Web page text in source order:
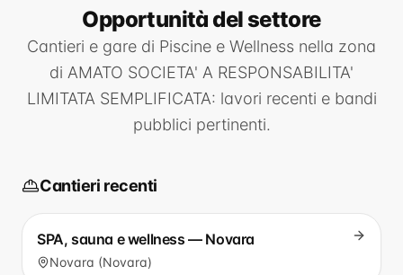
Opportunitàdel settore
Cantieri e gare di Piscine e Wellness nella zona
di AMATO SOCIETA' A RESPONSABILITA'
LIMITATA SEMPLIFICATA: lavori recenti e bandi
pubblici pertinenti.
Cantieri recenti
SPA, sauna e wellness — Novara
Novara (Novara)